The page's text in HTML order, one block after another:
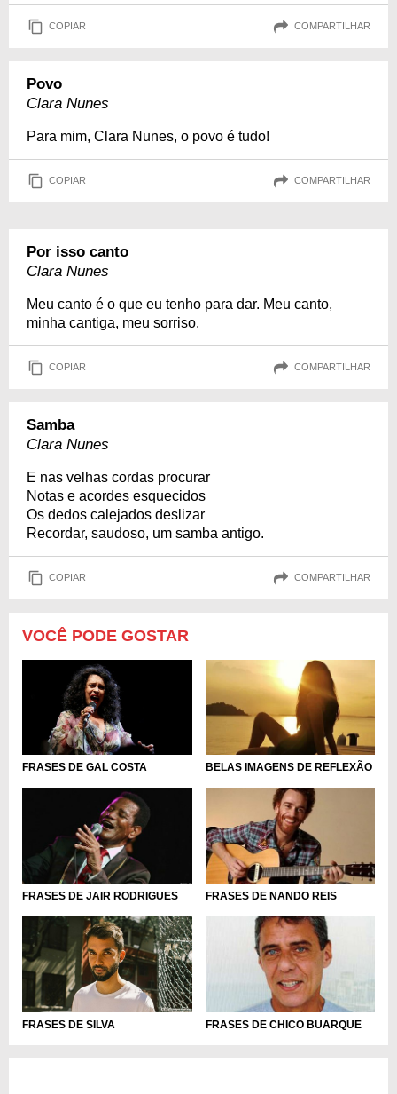
COPIAR COMPARTILHAR
Povo
Clara Nunes
Para mim, Clara Nunes, o povo é tudo!
COPIAR COMPARTILHAR
Por isso canto
Clara Nunes
Meu canto é o que eu tenho para dar. Meu canto,
minha cantiga, meu sorriso.
COPIAR COMPARTILHAR
Samba
Clara Nunes
E nas velhas cordas procurar
Notas e acordes esquecidos
Os dedos calejados deslizar
Recordar, saudoso, um samba antigo.
COPIAR COMPARTILHAR
VOCÊ PODE GOSTAR
FRASES DE GAL COSTA BELAS IMAGENS DE REFLEXÃO
FRASES DE JAIR RODRIGUES FRASES DE NANDO REIS
FRASES DE SILVA FRASES DE CHICO BUARQUE